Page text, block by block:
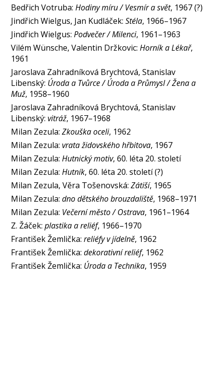
Bedřich Votruba:Hodiny míru / Vesmír a svět, 1967 (?)
Jindřich Wielgus, Jan Kudláček:Stéla, 1966–1967
Jindřich Wielgus:Podvečer / Milenci, 1961–1963
Vilém Wünsche, Valentin Držkovic:Horník a Lékař,
1961
Jaroslava Zahradníková Brychtová, Stanislav
Libenský: Úroda a Tvůrce / Úroda a Průmysl / Žena a
Muž, 1958–1960
Jaroslava Zahradníková Brychtová, Stanislav
Libenský:vitráž, 1967–1968
Milan Zezula:Zkouška oceli, 1962
Milan Zezula:vrata židovského hřbitova, 1967
Milan Zezula:Hutnický motiv, 60. léta 20. století
Milan Zezula:Hutník, 60. léta 20. století (?)
Milan Zezula, Věra Tošenovská:Zátiší, 1965
Milan Zezula:dno dětského brouzdaliště, 1968–1971
Milan Zezula: Večerní město / Ostrava, 1961–1964
Z. Žáček:plastika a reliéf, 1966–1970
František Žemlička:reliéfy v jídelně, 1962
František Žemlička:dekorativní reliéf, 1962
František Žemlička: Úroda a Technika, 1959